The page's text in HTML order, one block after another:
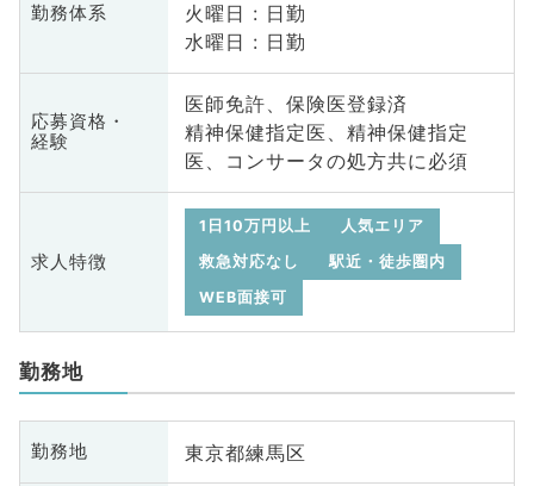
勤務体系
火曜日 : 日勤
水曜日 : 日勤
応募資格・
経験
医師免許、保険医登録済
精神保健指定医、精神保健指定
医、コンサータの処方共に必須
求人特徴
1日10万円以上
人気エリア
救急対応なし
駅近・徒歩圏内
WEB面接可
勤務地
勤務地 東京都練馬区